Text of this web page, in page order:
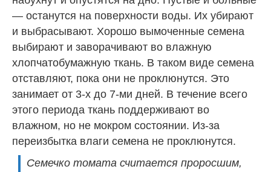
— останутся на поверхности воды. Их убирают
и выбрасывают. Хорошо вымоченные семена
выбирают и заворачивают во влажную
хлопчатобумажную ткань. В таком виде семена
отставляют, пока они не проклюнутся. Это
занимает от 3-х до 7-ми дней. В течение всего
этого периода ткань поддерживают во
влажном, но не мокром состоянии. Из-за
переизбытка влаги семена не проклюнутся.
Семечко томата считается проросшим,